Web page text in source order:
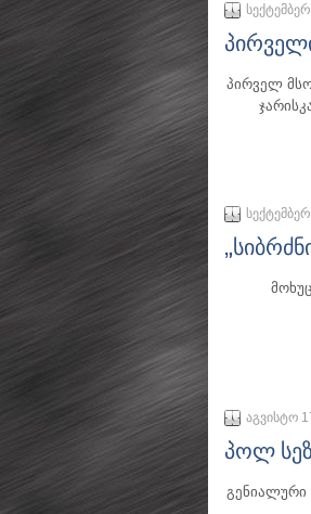
პირველ
აგვისტო
პოლ
გენიალური